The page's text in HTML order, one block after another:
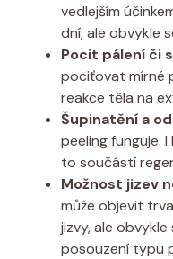
vedlejším
dní, ale obvykle
Pocit pálení či
pociťovat mírné
reakce těla na
Šupinatění a
peeling funguje.
to součástí
Možnost jizev
může objevit
jizvy, ale
posouzení typu